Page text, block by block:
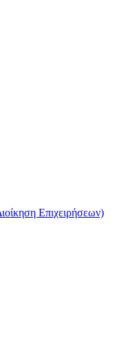
Επιχειρήσεων)